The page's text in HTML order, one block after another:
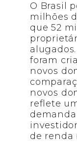
O Brasil
milhões
que 52
foram
novos
novos
reflete
de renda